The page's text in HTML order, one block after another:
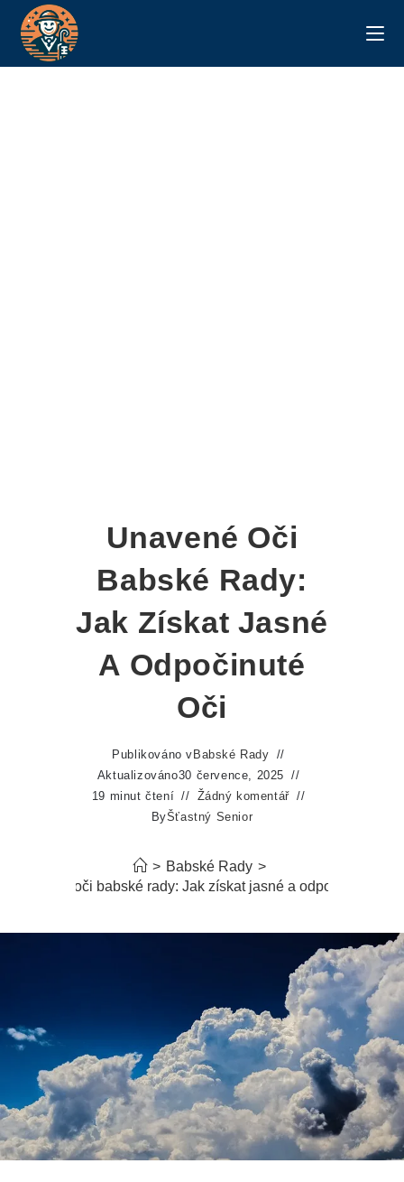
Unavené Oči
Babské Rady:
Jak Získat Jasné
A Odpočinuté
Oči
Publikováno v Babské Rady
Aktualizováno30 července, 2025
19 minut čtení
Žádný komentář
ByŠťastný Senior
> Babské Rady >
Unavené oči babské rady: Jak získat jasné a odpočinuté oči